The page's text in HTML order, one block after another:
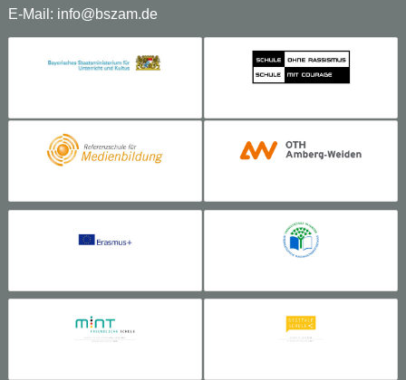
E-Mail: info@bszam.de